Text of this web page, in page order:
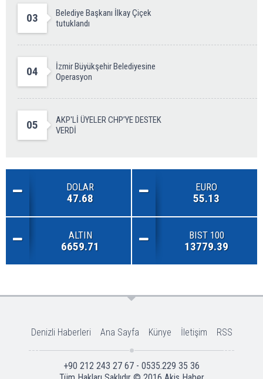
03
Belediye Başkanı İlkay Çiçek
tutuklandı
04
İzmir Büyükşehir Belediyesine
Operasyon
05
AKP'Lİ ÜYELER CHP’YE DESTEK
VERDİ
DOLAR
47.68
EURO
55.13
ALTIN
6659.71
BIST 100
13779.39
Denizli Haberleri Ana Sayfa Künye İletişim RSS
+90 212 243 27 67 - 0535.229 35 36